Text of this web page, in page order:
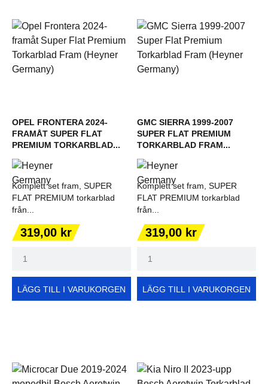
OPEL FRONTERA 2024-
FRAMÅT SUPER FLAT
PREMIUM TORKARBLAD...
Komplett set fram, SUPER
FLAT PREMIUM torkarblad
från...
Pris
319,00 kr
LÄGG TILL I VARUKORGEN
GMC SIERRA 1999-2007
SUPER FLAT PREMIUM
TORKARBLAD FRAM...
Komplett set fram, SUPER
FLAT PREMIUM torkarblad
från...
Pris
319,00 kr
LÄGG TILL I VARUKORGEN